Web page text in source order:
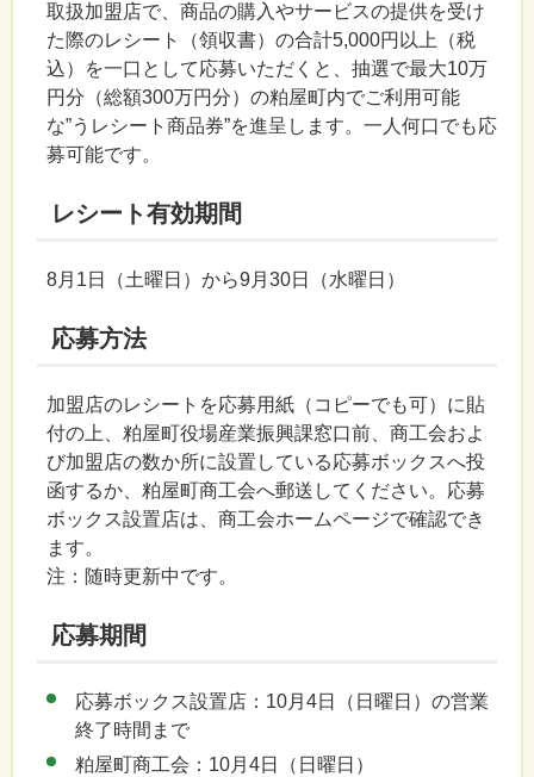
取扱加盟店で、商品の購入やサービスの提供を受け
た際のレシート（領収書）の合計5,000円以上（税
込）を一口として応募いただくと、抽選で最大10万
円分（総額300万円分）の粕屋町内でご利用可能
な”うレシート商品券”を進呈します。一人何口でも応
募可能です。
レシート有効期間
8月1日（土曜日）から9月30日（水曜日）
応募方法
加盟店のレシートを応募用紙（コピーでも可）に貼
付の上、粕屋町役場産業振興課窓口前、商工会およ
び加盟店の数か所に設置している応募ボックスへ投
函するか、粕屋町商工会へ郵送してください。応募
ボックス設置店は、商工会ホームページで確認でき
ます。
注：随時更新中です。
応募期間
応募ボックス設置店：10月4日（日曜日）の営業
終了時間まで
粕屋町商工会：10月4日（日曜日）